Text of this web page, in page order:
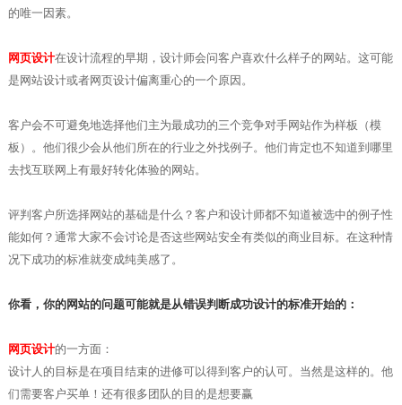
的唯一因素。
网页设计在设计流程的早期，设计师会问客户喜欢什么样子的网站。这可能
是网站设计或者网页设计偏离重心的一个原因。
客户会不可避免地选择他们主为最成功的三个竞争对手网站作为样板（模
板）。他们很少会从他们所在的行业之外找例子。他们肯定也不知道到哪里
去找互联网上有最好转化体验的网站。
评判客户所选择网站的基础是什么？客户和设计师都不知道被选中的例子性
能如何？通常大家不会讨论是否这些网站安全有类似的商业目标。在这种情
况下成功的标准就变成纯美感了。
你看，你的网站的问题可能就是从错误判断成功设计的标准开始的：
网页设计的一方面：
设计人的目标是在项目结束的进修可以得到客户的认可。当然是这样的。他
们需要客户买单！还有很多团队的目的是想要赢